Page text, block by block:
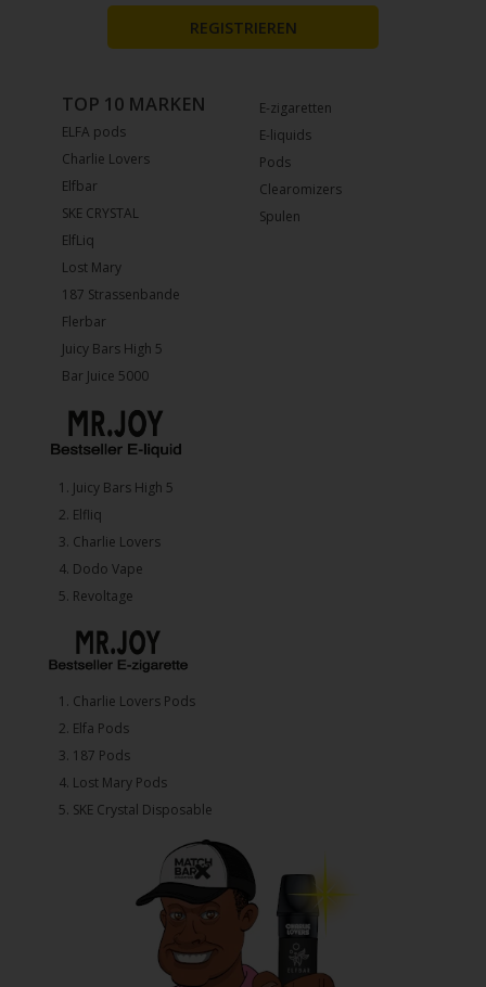
E-zigaretten
E-liquids
Pods
Clearomizers
Spulen
TOP 10 MARKEN
ELFA pods
Charlie Lovers
Elfbar
SKE CRYSTAL
ElfLiq
Lost Mary
187 Strassenbande
Flerbar
Juicy Bars High 5
Bar Juice 5000
1.⁠ ⁠Juicy Bars High 5
2.⁠ ⁠⁠Elfliq
3.⁠ ⁠⁠Charlie Lovers
4.⁠ ⁠⁠Dodo Vape
5. ⁠Revoltage
1.⁠ ⁠Charlie Lovers Pods
2.⁠ ⁠⁠Elfa Pods
3.⁠ ⁠⁠187 Pods
4.⁠ ⁠⁠Lost Mary Pods
5.⁠ ⁠⁠SKE Crystal Disposable
REGISTRIEREN